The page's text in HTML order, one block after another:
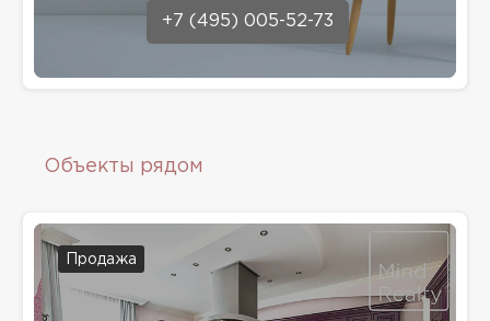
+7 (495) 005-52-73
Объекты рядом
Продажа